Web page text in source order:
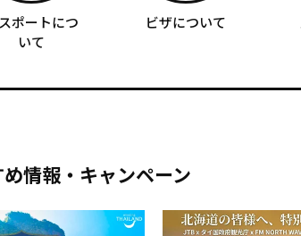
ポートにつ
いて
ビザについて
情報・キャンペーン